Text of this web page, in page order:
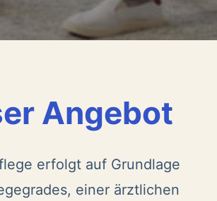
Angebot
erfolgt auf Grundlage
einer ärztlichen